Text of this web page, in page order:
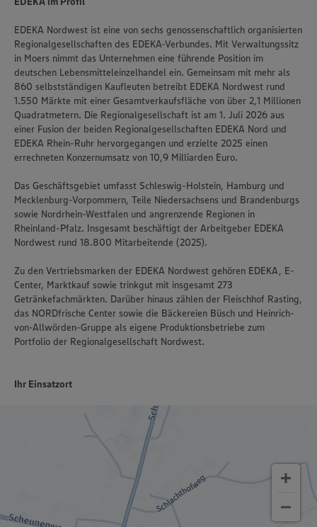
EDEKA Nordwest ist eine von sechs genossenschaftlich organisierten
Regionalgesellschaften des EDEKA-Verbundes. Mit Verwaltungssitz
in Moers nimmt das Unternehmen eine führende Position im
deutschen Lebensmitteleinzelhandel ein. Gemeinsam mit mehr als
860 selbstständigen Kaufleuten betreibt EDEKA Nordwest rund
1.550 Märkte mit einer Gesamtverkaufsfläche von über 2,1 Millionen
Quadratmetern. Die Regionalgesellschaft ist am 1. Juli 2026 aus
einer Fusion der beiden Regionalgesellschaften EDEKA Nord und
EDEKA Rhein-Ruhr hervorgegangen und erzielte 2025 einen
errechneten Konzernumsatz von 10,9 Milliarden Euro.
Das Geschäftsgebiet umfasst Schleswig-Holstein, Hamburg und
Mecklenburg-Vorpommern, Teile Niedersachsens und Brandenburgs
sowie Nordrhein-Westfalen und angrenzende Regionen in
Rheinland-Pfalz. Insgesamt beschäftigt der Arbeitgeber EDEKA
Nordwest rund 18.800 Mitarbeitende (2025).
Zu den Vertriebsmarken der EDEKA Nordwest gehören EDEKA, E-
Center, Marktkauf sowie trinkgut mit insgesamt 273
Getränkefachmärkten. Darüber hinaus zählen der Fleischhof Rasting,
das NORDfrische Center sowie die Bäckereien Büsch und Heinrich-
von-Allwörden-Gruppe als eigene Produktionsbetriebe zum
Portfolio der Regionalgesellschaft Nordwest.
Ihr Einsatzort